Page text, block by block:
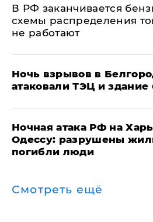
​В РФ заканчивается
схемы распределения
не работают
​Ночь взрывов в
атаковали ТЭЦ и
​Ночная атака РФ на
Одессу: разрушены
погибли люди
Смотреть ещё